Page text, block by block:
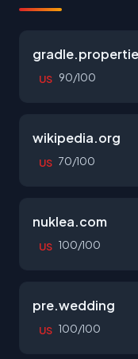
US 90/100
wikipedia.org
US 70/100
nuklea.com
US 100/100
pre.wedding
US 100/100